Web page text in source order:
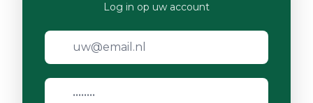
Log in op uw account